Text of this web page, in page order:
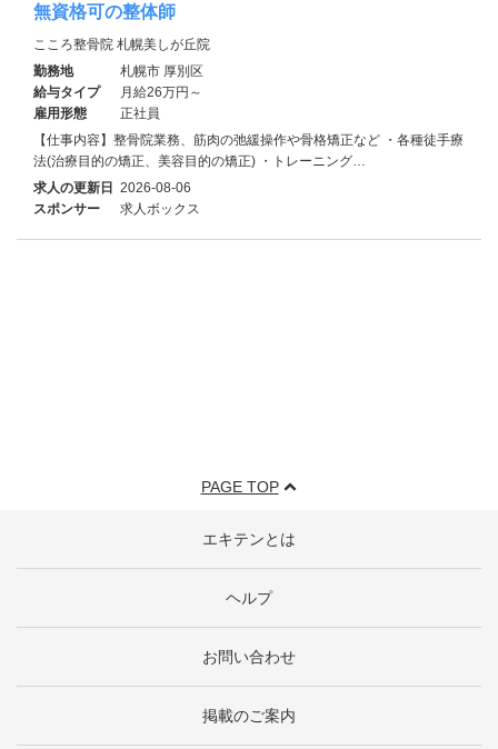
無資格可の整体師
こころ整骨院 札幌美しが丘院
勤務地
札幌市 厚別区
給与タイプ
月給26万円～
雇用形態
正社員
【仕事内容】整骨院業務、筋肉の弛緩操作や骨格矯正など ・各種徒手療
法(治療目的の矯正、美容目的の矯正) ・トレーニング…
求人の更新日 2026-08-06
スポンサー
求人ボックス
PAGE TOP
エキテンとは
ヘルプ
お問い合わせ
掲載のご案内